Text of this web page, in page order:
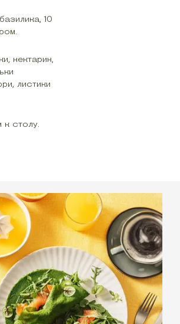
10
нектарин,
листики
к столу.